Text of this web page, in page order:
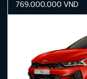
769.000.000 VND